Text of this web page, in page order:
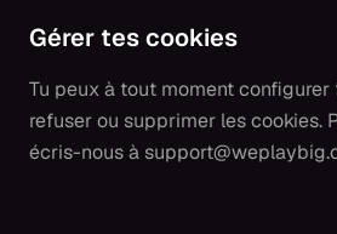
Gérer tes cookies
Tu peux à tout moment
refuser ou supprimer les cookies.
écris-nous à